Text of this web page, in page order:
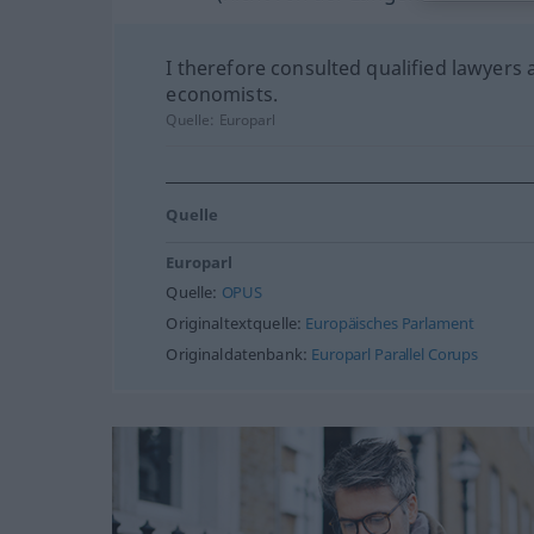
I therefore consulted qualified lawyers
economists.
Quelle: Europarl
Quelle
Europarl
Quelle: OPUS
Originaltextquelle: Europäisches Parlament
Originaldatenbank: Europarl Parallel Corups